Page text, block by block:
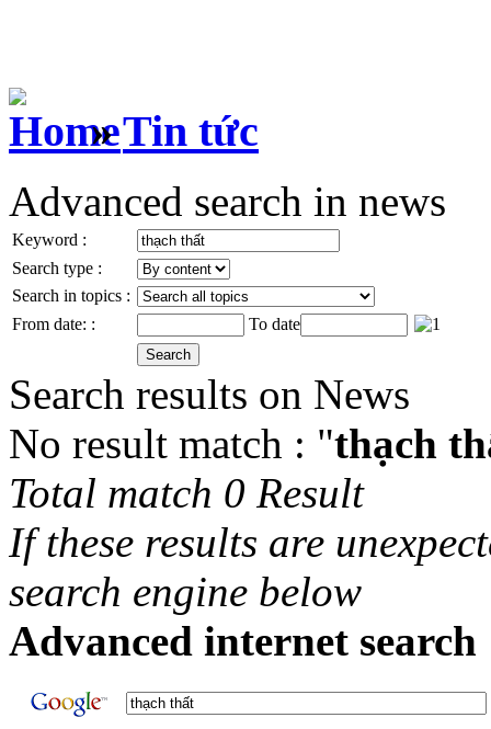
» Tin tức
Advanced search in news
Keyword :
Search type :
Search in topics :
From date: :
To date
Search results on News
No result match : "thạch
Total match 0 Result
If these results are
search engine below
Advanced internet search